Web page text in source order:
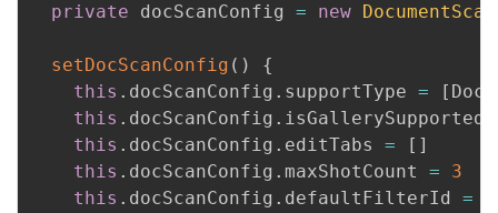
private docScanConfig = new
setDocScanConfig ( )
{
this . docScanConfig . supportType = [
this . docScanConfig . isGallerySupported
this . docScanConfig . editTabs = [ ]
this . docScanConfig . maxShotCount =
3
this . docScanConfig . defaultFilterId =